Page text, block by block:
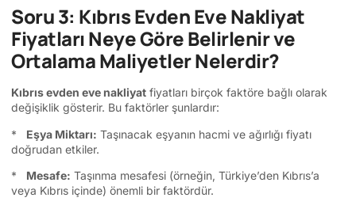
Soru 3: Kıbrıs Evden Eve Nakliyat
Fiyatları Neye Göre Belirlenir ve
Ortalama Maliyetler Nelerdir?
Kıbrıs evden eve nakliyat fiyatları birçok faktöre bağlı olarak
değişiklik gösterir. Bu faktörler şunlardır:
* Eşya Miktarı: Taşınacak eşyanın hacmi ve ağırlığı fiyatı
doğrudan etkiler.
* Mesafe: Taşınma mesafesi (örneğin, Türkiye’den Kıbrıs’a
veya Kıbrıs içinde) önemli bir faktördür.